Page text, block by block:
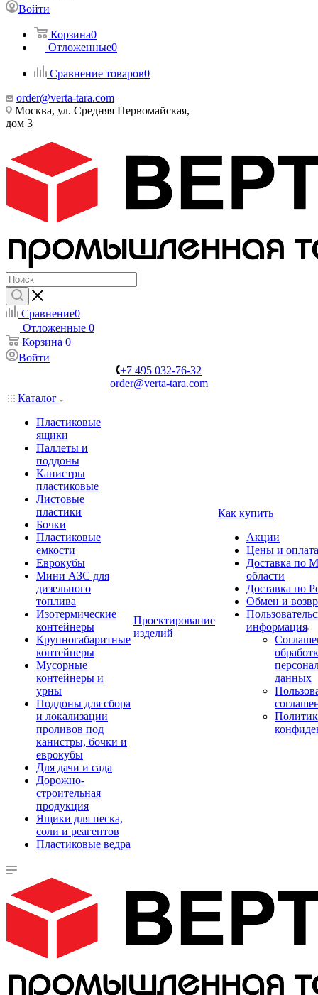
Войти
Корзина0
Отложенные0
Сравнение товаров0
order@verta-tara.com
Москва, ул. Средняя Первомайская,
дом 3
Сравнение0
Отложенные 0
Корзина 0
Войти
+7 495 032-76-32
order@verta-tara.com
Каталог
Пластиковые
ящики
Паллеты и
поддоны
Канистры
пластиковые
Листовые
пластики
Бочки
Пластиковые
емкости
Еврокубы
Мини АЗС для
дизельного
топлива
Изотермические
контейнеры
Крупногабаритные
контейнеры
Мусорные
контейнеры и
урны
Поддоны для сбора
и локализации
проливов под
канистры, бочки и
еврокубы
Для дачи и сада
Дорожно-
строительная
продукция
Ящики для песка,
соли и реагентов
Пластиковые ведра
Проектирование
изделий
Как купить
Акции
Цены и оплата
Доставка по
области
Доставка по
Обмен и
информация
данных